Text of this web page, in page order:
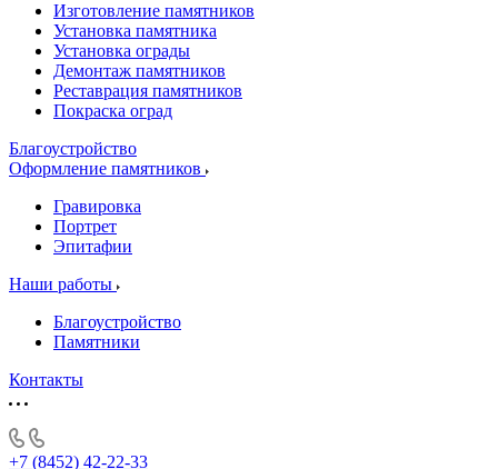
Изготовление памятников
Установка памятника
Установка ограды
Демонтаж памятников
Реставрация памятников
Покраска оград
Благоустройство
Оформление памятников
Гравировка
Портрет
Эпитафии
Наши работы
Благоустройство
Памятники
Контакты
+7 (8452) 42-22-33